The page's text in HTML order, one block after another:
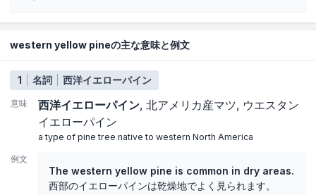
western yellow pineの主な意味と例文
1 名詞 西洋イエローパイン
意味 西洋イエローパイン 北アメリカ産マツ
ウエスタン
イエローパイン
a type of pine tree native to western North America
例文
The western yellow pine is common in dry areas.
西部のイエローパインは乾燥地でよく見られます。